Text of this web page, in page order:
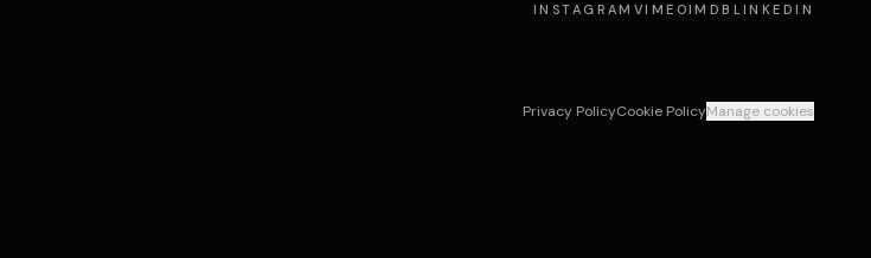
INSTAGRAM VIMEOIMDB LINKEDIN
Privacy PolicyCookie PolicyManage cookies